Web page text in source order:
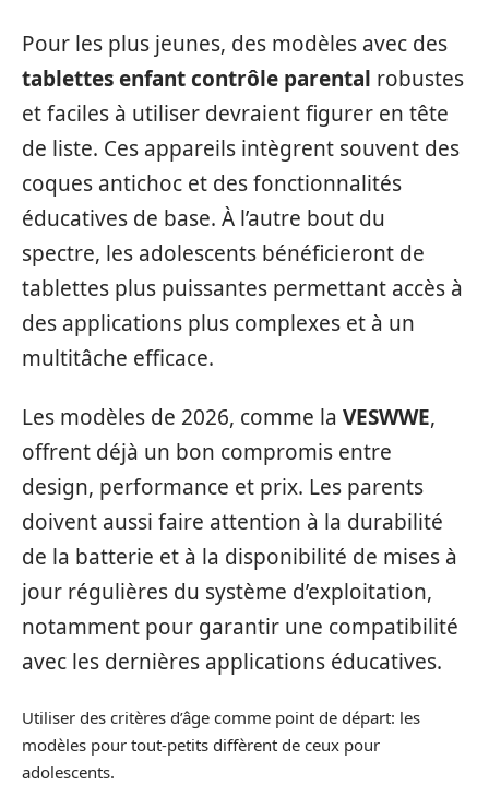
Pour les plus jeunes, des modèles avec des
tablettes enfant contrôle parental robustes
et faciles à utiliser devraient figurer en tête
de liste. Ces appareils intègrent souvent des
coques antichoc et des fonctionnalités
éducatives de base. À l’autre bout du
spectre, les adolescents bénéficieront de
tablettes plus puissantes permettant accès à
des applications plus complexes et à un
multitâche efficace.
Les modèles de 2026, comme la VESWWE,
offrent déjà un bon compromis entre
design, performance et prix. Les parents
doivent aussi faire attention à la durabilité
de la batterie et à la disponibilité de mises à
jour régulières du système d’exploitation,
notamment pour garantir une compatibilité
avec les dernières applications éducatives.
Utiliser des critères d’âge comme point de départ: les
modèles pour tout-petits diffèrent de ceux pour
adolescents.